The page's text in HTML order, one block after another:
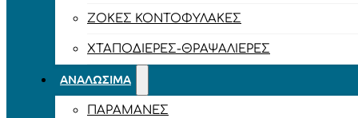
ΖΌΚΕΣ ΚΟΝΤΟΦΎΛΑΚΕΣ
ΧΤΑΠΟΔΙΈΡΕΣ-ΘΡΑΨΑΛΙΈΡΕΣ
ΑΝΑΛΏΣΙΜΑ
ΠΑΡΑΜΆΝΕΣ